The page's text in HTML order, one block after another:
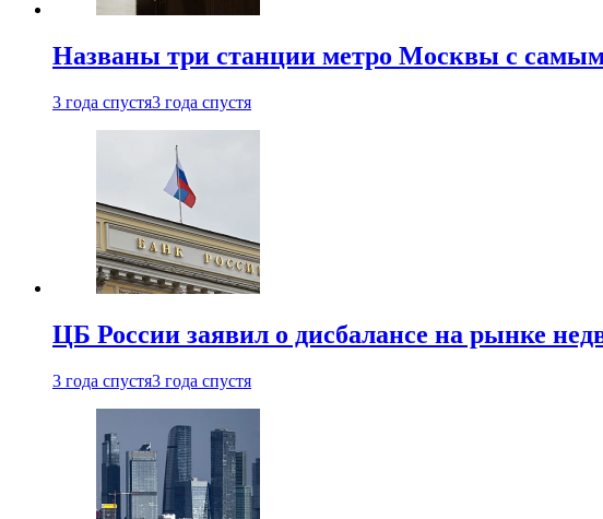
Названы три станции метро Москвы с
3 года спустя3 года спустя
ЦБ России заявил о дисбалансе на рынке
3 года спустя3 года спустя